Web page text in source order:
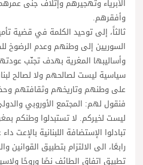
الأبرياء وتهجيرهم وإتلاف جنى
وأفقرهم.
ثالثاً، إلى توحيد الكلمة في قضية
السوريين إلى وطنهم وعدم الرضوخ
وأساليبها المغرية بهدف تجنّب
سياسية ليست لصالحهم ولا لصالح
على وطنهم وتاريخهم وثقافتهم
فنقول لهم: المجتمع الأوروبي
ليست لخيركم. لا تستبدلوا وطنكم
تبادلوا الإستضافة اللبنانية بالإعت
رابعًا، الى الالتزام بتطبيق القوانين
تطبيق اتفاق الطائف نصًا وروحًا